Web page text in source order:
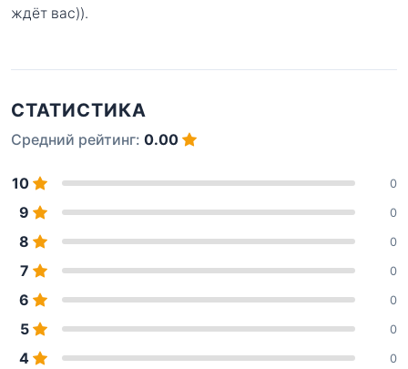
ждёт вас)).
СТАТИСТИКА
Средний рейтинг: 0.00
10 0
9 0
8 0
7 0
6 0
5 0
4 0